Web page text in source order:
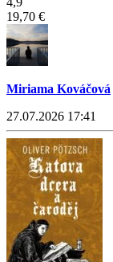
19,70 €
Miriama Kováčová
27.07.2026 17:41